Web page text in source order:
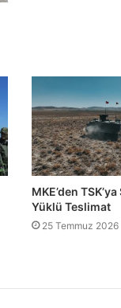
MKE’den
Yüklü Teslimat
25 Temmuz 2026